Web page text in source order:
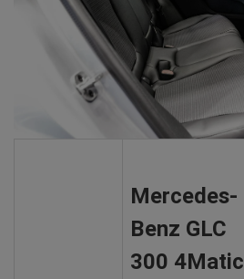
Mercedes-
Benz GLC
300 4Matic